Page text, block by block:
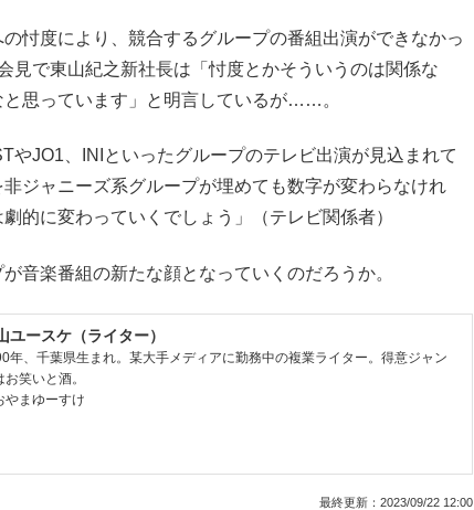
忖度により、競合するグループの番組出演ができなかっ
見で東山紀之新社長は「忖度とかそういうのは関係な
と思っています」と明言しているが……。
やJO1、INIといったグループのテレビ出演が見込まれて
ジャニーズ系グループが埋めても数字が変わらなけれ
的に変わっていくでしょう」（テレビ関係者）
音楽番組の新たな顔となっていくのだろうか。
ユースケ（ライター）
年、千葉県生まれ。某大手メディアに勤務中の複業ライター。得意ジャン
お笑いと酒。
やまゆーすけ
最終更新： 2023/09/22 12:00